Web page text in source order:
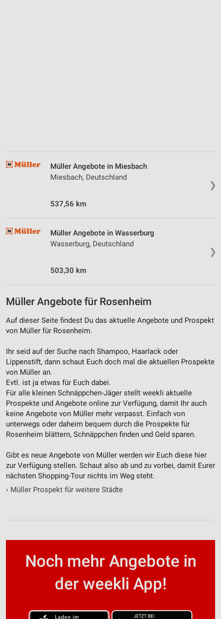
❯
Müller Angebote in Miesbach
Miesbach, Deutschland
537,56 km
❯
Müller Angebote in Wasserburg
Wasserburg, Deutschland
503,30 km
Müller Angebote für Rosenheim
Auf dieser Seite findest Du das aktuelle Angebote und Prospekt
von Müller für Rosenheim.
Ihr seid auf der Suche nach Shampoo, Haarlack oder
Lippenstift, dann schaut Euch doch mal die aktuellen Prospekte
von Müller an.
Evtl. ist ja etwas für Euch dabei.
Für alle kleinen Schnäppchen-Jäger stellt weekli aktuelle
Prospekte und Angebote online zur Verfügung, damit Ihr auch
keine Angebote von Müller mehr verpasst. Einfach von
unterwegs oder daheim bequem durch die Prospekte für
Rosenheim blättern, Schnäppchen finden und Geld sparen.
Gibt es neue Angebote von Müller werden wir Euch diese hier
zur Verfügung stellen. Schaut also ab und zu vorbei, damit Eurer
nächsten Shopping-Tour nichts im Weg steht.
› Müller Prospekt für weitere Städte
Noch mehr Angebote in
der weekli App!